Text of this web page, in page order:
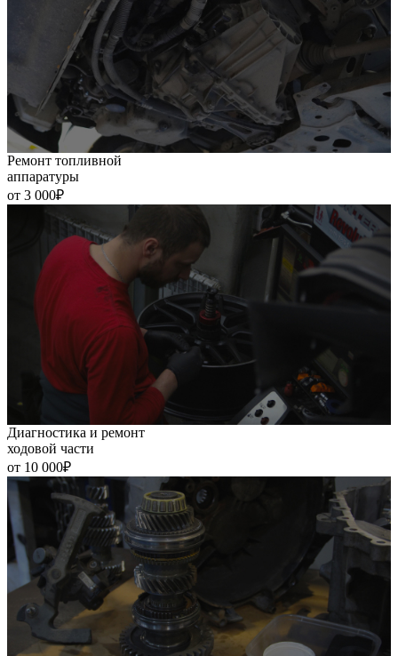
Ремонт топливной
аппаратуры
от 3 000₽
Диагностика и ремонт
ходовой части
от 10 000₽